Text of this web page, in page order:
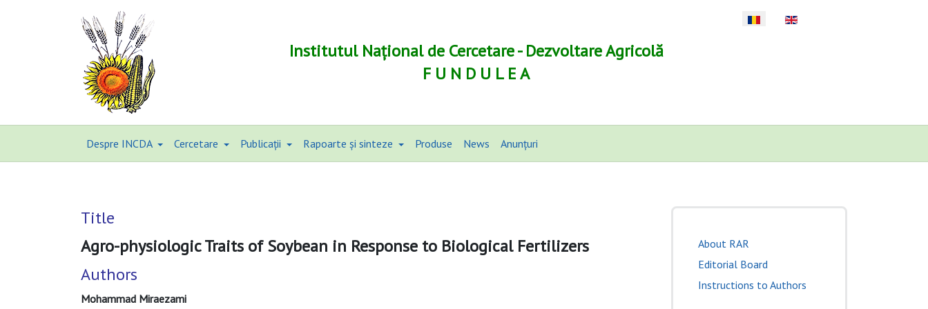
Institutul Național de Cercetare - Dezvoltare Agricolă
F U N D U L E A
Selectați limba dvs
Despre INCDA Cercetare Publicații Rapoarte și sinteze Produse News Anunțuri
Title
Agro-physiologic Traits of Soybean in Response to Biological Fertilizers
Authors
Mohammad Miraezami
About RAR
Editorial Board
Instructions to Authors